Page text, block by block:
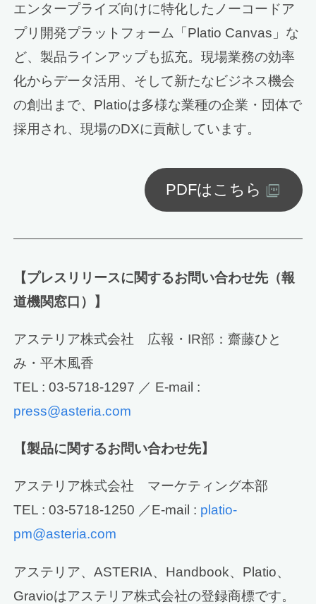
エンタープライズ向けに特化したノーコードア
プリ開発プラットフォーム「Platio Canvas」な
ど、製品ラインアップも拡充。現場業務の効率
化からデータ活用、そして新たなビジネス機会
の創出まで、Platioは多様な業種の企業・団体で
採用され、現場のDXに貢献しています。
PDFはこちら
【プレスリリースに関するお問い合わせ先（報
道機関窓口）】
アステリア株式会社 広報・IR部：齋藤ひと
み・平木風香
TEL : 03-5718-1297 ／ E-mail :
press@asteria.com
【製品に関するお問い合わせ先】
アステリア株式会社 マーケティング本部
TEL : 03-5718-1250 ／E-mail : platio-
pm@asteria.com
アステリア、ASTERIA、Handbook、Platio、
Gravioはアステリア株式会社の登録商標です。